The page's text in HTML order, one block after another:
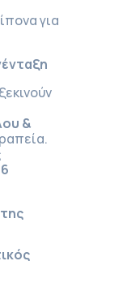
για
ξεκινούν
&